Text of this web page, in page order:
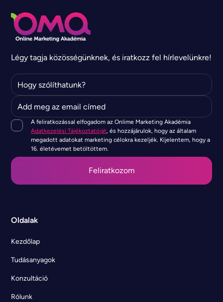
Légy tagja közösségünknek, és iratkozz fel hírlevelünkre!
A feliratkozással elfogadom az Onlime Marketing Akadémia
Adatkezelési Tájékoztatóját, és hozzájárulok, hogy az általam
megadott adatokat marketing célokra kezeljék. Kijelentem, hogy a
16. életévemet betöltöttem.
Oldalak
Kezdőlap
Tudásanyagok
Konzultáció
Rólunk